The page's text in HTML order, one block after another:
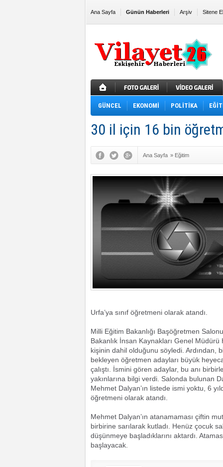
Ana Sayfa Günün Haberleri Arşiv Sitene
GÜNCEL EKONOMİ POLİTİKA
30 il için 16 bin
Ana Sayfa » Eğitim
Urfa’ya sınıf öğretmeni olarak atandı.
Milli Eğitim Bakanlığı Başöğretmen
Bakanlık İnsan Kaynakları Genel
kişinin dahil olduğunu söyledi. Ardından,
bekleyen öğretmen adayları büyük
çalıştı. İsmini gören adaylar, bu anı
yakınlarına bilgi verdi. Salonda bulunan
Mehmet Dalyan’ın listede ismi yoktu, 6
öğretmeni olarak atandı.
Mehmet Dalyan’ın atanamaması çiftin
birbirine sarılarak kutladı. Henüz çocuk
düşünmeye başladıklarını aktardı.
başlayacak.